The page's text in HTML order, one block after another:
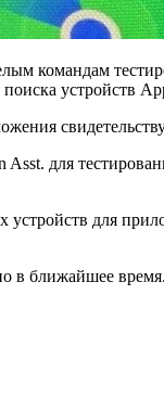
командам
устройств
для
для
ближайшее